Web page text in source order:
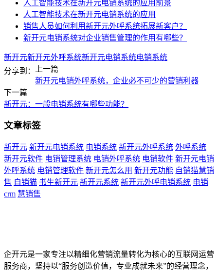
人工智能技术在新开元电销系统的应用前景
人工智能技术在新开元电销系统的应用
销售人员如何利用新开元外呼系统拓展新客户？
新开元电销系统对企业销售管理的作用有哪些？
新开元新开元外呼系统新开元电销系统电销系统
分享到：
上一篇
新开元电销外呼系统，企业必不可少的营销利器
下一篇
新开元：一般电销系统有哪些功能？
文章标签
新开元 新开元电销系统 电销系统 新开元外呼系统 外呼系统
新开元软件 电销管理系统 电销外呼系统 电销软件 新开元电销
外呼系统 电销管理软件 新开元怎么用 新开元功能 自销猫慧销
售 自销猫 书生新开元 新开元系统 新开元外呼电销系统 电销
crm 慧销售
企开元是一家专注以精细化营销流量转化为核心的互联网运营
服务商，坚持以“服务创造价值，专业成就未来”的经营理念，